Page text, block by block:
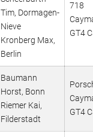
Tim, Dormagen-
Nieve
Kronberg Max,
Berlin
718
GT4
Baumann
Horst, Bonn
Riemer Kai,
Filderstadt
GT4